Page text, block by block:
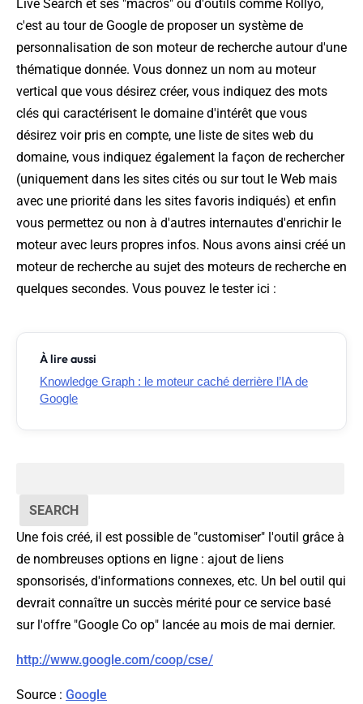
Live Search et ses "macros" ou d'outils comme Rollyo,
c'est au tour de Google de proposer un système de
personnalisation de son moteur de recherche autour d'une
thématique donnée. Vous donnez un nom au moteur
vertical que vous désirez créer, vous indiquez des mots
clés qui caractérisent le domaine d'intérêt que vous
désirez voir pris en compte, une liste de sites web du
domaine, vous indiquez également la façon de rechercher
(uniquement dans les sites cités ou sur tout le Web mais
avec une priorité dans les sites favoris indiqués) et enfin
vous permettez ou non à d'autres internautes d'enrichir le
moteur avec leurs propres infos. Nous avons ainsi créé un
moteur de recherche au sujet des moteurs de recherche en
quelques secondes. Vous pouvez le tester ici :
À lire aussi
Knowledge Graph : le moteur caché derrière l’IA de
Google
Une fois créé, il est possible de "customiser" l'outil grâce à
de nombreuses options en ligne : ajout de liens
sponsorisés, d'informations connexes, etc. Un bel outil qui
devrait connaître un succès mérité pour ce service basé
sur l'offre "Google Co op" lancée au mois de mai dernier.
http://www.google.com/coop/cse/
Source : Google